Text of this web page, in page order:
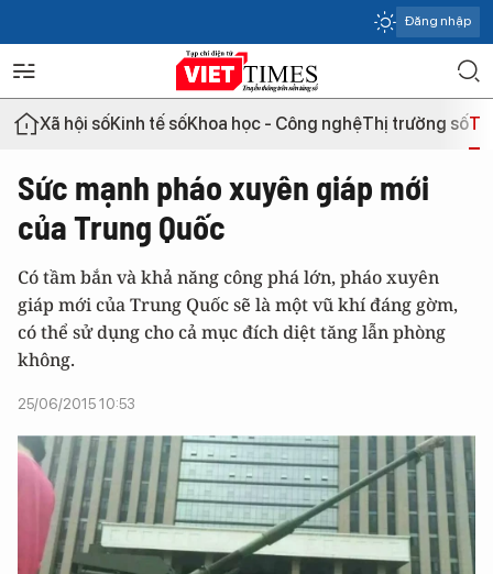
Đăng nhập
Xã hội sốKinh tế sốKhoa học - Công nghệThị trường số
Sức mạnh pháo xuyên giáp mới
của Trung Quốc
Có tầm bắn và khả năng công phá lớn, pháo xuyên
giáp mới của Trung Quốc sẽ là một vũ khí đáng gờm,
có thể sử dụng cho cả mục đích diệt tăng lẫn phòng
không.
25/06/2015 10:53